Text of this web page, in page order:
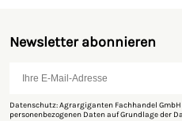
Newsletter abonnieren
Datenschutz: Agrargiganten Fachhandel
personenbezogenen Daten auf Grundlage der